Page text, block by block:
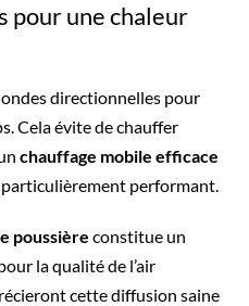
pour une chaleur
directionnelles pour
Cela évite de chauffer
chauffage mobile efficace
particulièrement performant.
poussière constitue un
la qualité de l’air
cette diffusion saine